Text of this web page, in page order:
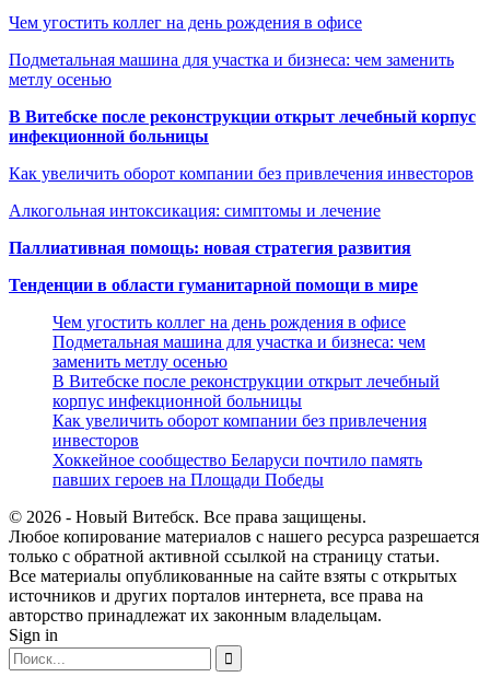
Чем угостить коллег на день рождения в офисе
Подметальная машина для участка и бизнеса: чем заменить
метлу осенью
В Витебске после реконструкции открыт лечебный корпус
инфекционной больницы
Как увеличить оборот компании без привлечения инвесторов
Алкогольная интоксикация: симптомы и лечение
Паллиативная помощь: новая стратегия развития
Тенденции в области гуманитарной помощи в мире
Чем угостить коллег на день рождения в офисе
Подметальная машина для участка и бизнеса: чем
заменить метлу осенью
В Витебске после реконструкции открыт лечебный
корпус инфекционной больницы
Как увеличить оборот компании без привлечения
инвесторов
Хоккейное сообщество Беларуси почтило память
павших героев на Площади Победы
© 2026 - Новый Витебск. Все права защищены.
Любое копирование материалов с нашего ресурса разрешается
только с обратной активной ссылкой на страницу статьи.
Все материалы опубликованные на сайте взяты с открытых
источников и других порталов интернета, все права на
авторство принадлежат их законным владельцам.
Sign in